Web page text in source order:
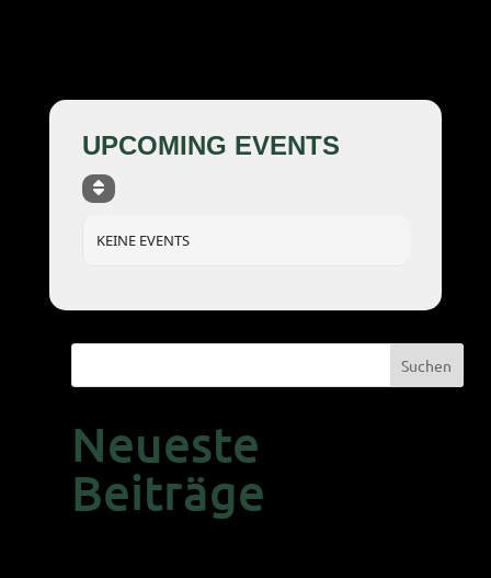
UPCOMING EVENTS
KEINE EVENTS
Suchen
Neueste
Beiträge